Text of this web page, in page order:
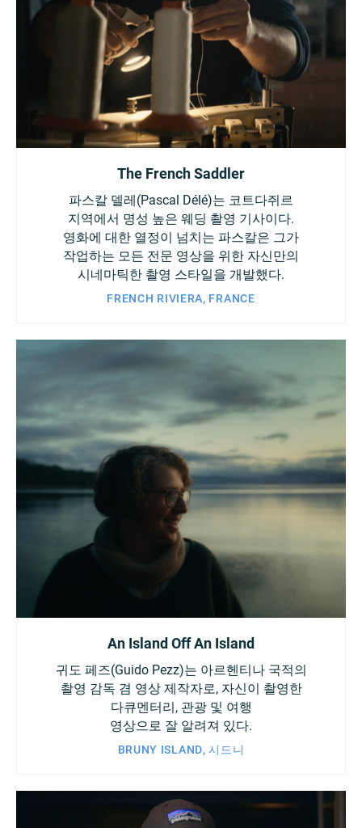
The French Saddler
파스칼 델레(Pascal Délé)는 코트다쥐르
지역에서 명성 높은 웨딩 촬영 기사이다.
영화에 대한 열정이 넘치는 파스칼은 그가
작업하는 모든 전문 영상을 위한 자신만의
시네마틱한 촬영 스타일을 개발했다.
FRENCH RIVIERA, FRANCE
An Island Off An Island
귀도 페즈(Guido Pezz)는 아르헨티나 국적의
촬영 감독 겸 영상 제작자로, 자신이 촬영한
다큐멘터리, 관광 및 여행
영상으로 잘 알려져 있다.
BRUNY ISLAND, 시드니